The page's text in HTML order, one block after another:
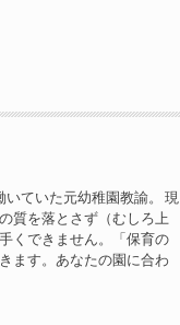
ていた元幼稚園教諭。 現
質を落とさず（むしろ上
くできません。「保育の
ます。あなたの園に合わ